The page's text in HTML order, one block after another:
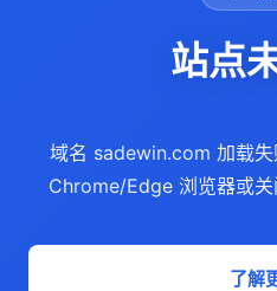
站点
域名 sadewin.com 加载
Chrome/Edge 浏览器或关
了解